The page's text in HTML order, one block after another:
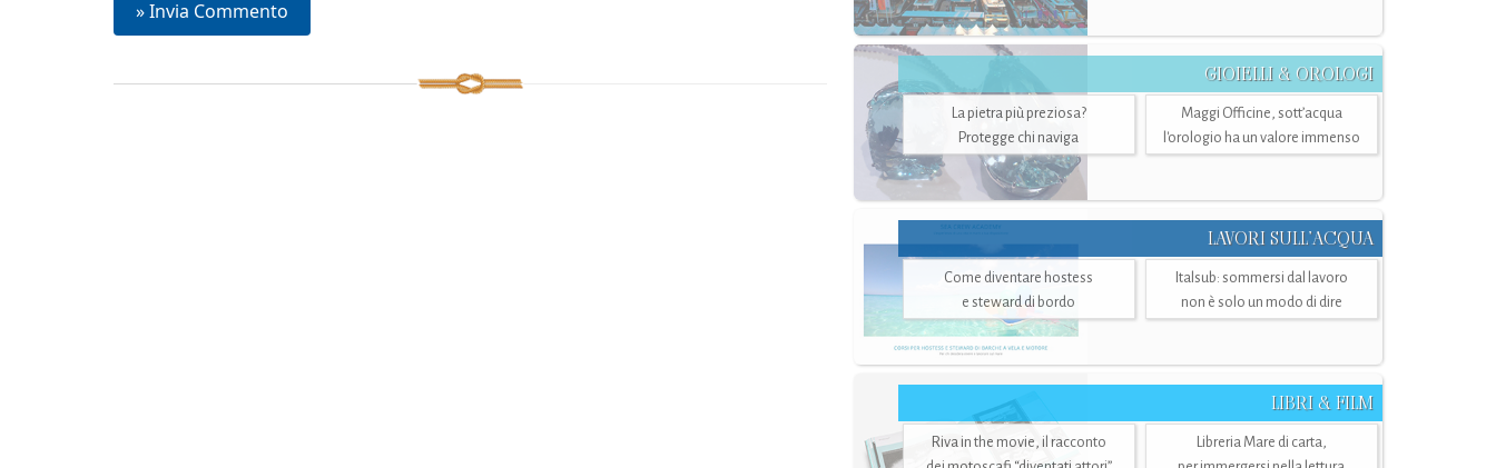
GIOIELLI & OROLOGI
La pietra più preziosa?
Protegge chi naviga
Maggi Officine, sott’acqua
l'orologio ha un valore immenso
LAVORI SULL’ACQUA
Come diventare hostess
e steward di bordo
Italsub: sommersi dal lavoro
non è solo un modo di dire
LIBRI & FILM
Riva in the movie, il racconto
Libreria Mare di carta,